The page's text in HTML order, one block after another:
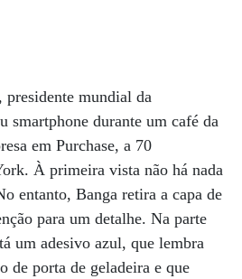
mundial da
smartphone durante um café da
em Purchase, a 70
À primeira vista não há nada
entanto, Banga retira a capa de
para um detalhe. Na parte
um adesivo azul, que lembra
de porta de geladeira e que